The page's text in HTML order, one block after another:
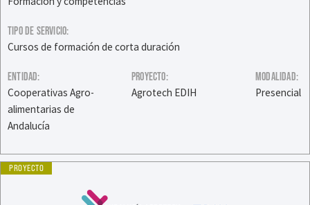
TIPO DE SERVICIO:
Cursos de formación de corta duración
ENTIDAD:
Cooperativas Agro-
alimentarias de
Andalucía
PROYECTO:
Agrotech EDIH
MODALIDAD:
Presencial
PROYECTO